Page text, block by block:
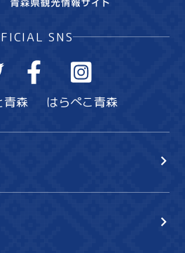
SNS
青森 はらぺこ青森